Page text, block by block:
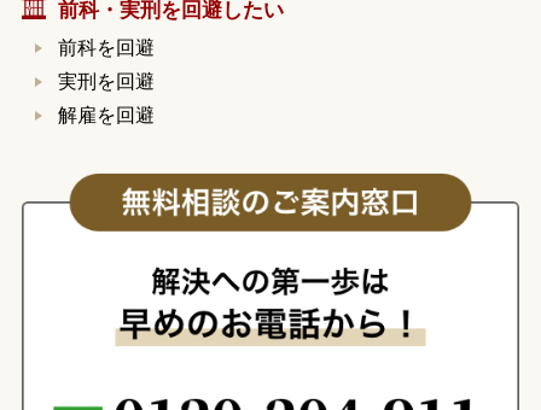
前科・実刑を回避したい
前科を回避
実刑を回避
解雇を回避